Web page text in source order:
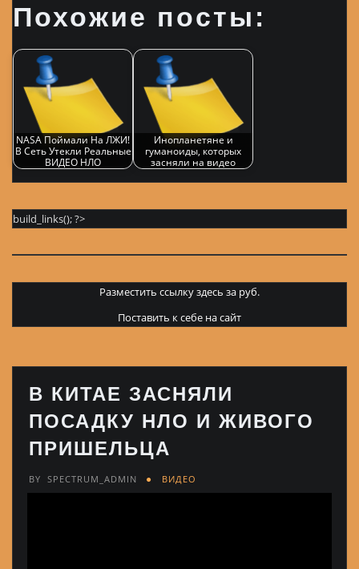
Похожие посты:
NASA Поймали На ЛЖИ!
В Сеть Утекли Реальные
ВИДЕО НЛО
Инопланетяне и
гуманоиды, которых
засняли на видео
build_links(); ?>
Разместить ссылку здесь за руб.
Поставить к себе на сайт
В КИТАЕ ЗАСНЯЛИ
ПОСАДКУ НЛО И ЖИВОГО
ПРИШЕЛЬЦА
BY SPECTRUM_ADMIN ВИДЕО